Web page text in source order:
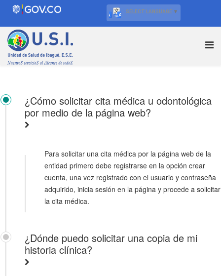
SELECT LANGUAGE ▼
¿Cómo solicitar cita médica u odontológica
por medio de la página web?
Para solicitar una cita médica por la página web de la
entidad primero debe registrarse en la opción crear
cuenta, una vez registrado con el usuario y contraseña
adquirido, inicia sesión en la página y procede a solicitar
la cita médica.
¿Dónde puedo solicitar una copia de mi
historia clínica?